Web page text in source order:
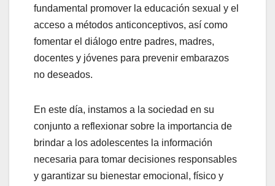
fundamental promover la educación sexual y el
acceso a métodos anticonceptivos, así como
fomentar el diálogo entre padres, madres,
docentes y jóvenes para prevenir embarazos
no deseados.
En este día, instamos a la sociedad en su
conjunto a reflexionar sobre la importancia de
brindar a los adolescentes la información
necesaria para tomar decisiones responsables
y garantizar su bienestar emocional, físico y